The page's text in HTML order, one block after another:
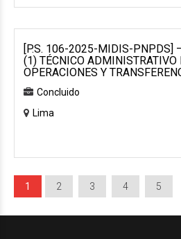
[P.S. 106-2025-MIDIS-PNPDS]
(1) TÉCNICO
OPERACIONES Y
Concluido
Lima
1 2 3 4 5